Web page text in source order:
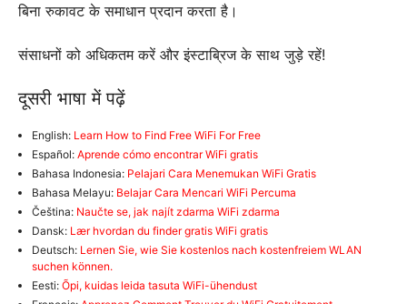
बिना रुकावट के समाधान प्रदान करता है।
संसाधनों को अधिकतम करें और इंस्टाब्रिज के साथ जुड़े रहें!
दूसरी भाषा में पढ़ें
English: Learn How to Find Free WiFi For Free
Español: Aprende cómo encontrar WiFi gratis
Bahasa Indonesia: Pelajari Cara Menemukan WiFi Gratis
Bahasa Melayu: Belajar Cara Mencari WiFi Percuma
Čeština: Naučte se, jak najít zdarma WiFi zdarma
Dansk: Lær hvordan du finder gratis WiFi gratis
Deutsch: Lernen Sie, wie Sie kostenlos nach kostenfreiem WLAN
suchen können.
Eesti: Õpi, kuidas leida tasuta WiFi-ühendust